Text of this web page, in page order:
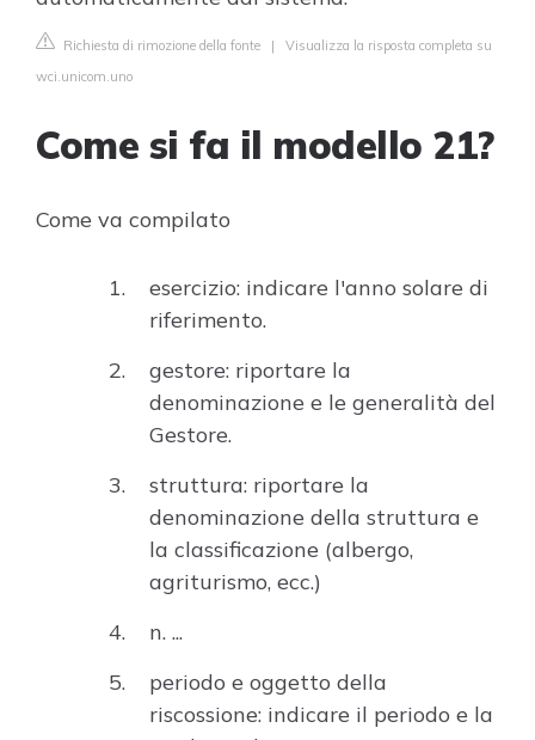
Richiesta di rimozione della fonte | Visualizza la risposta completa su
wci.unicom.uno
Come si fa il modello 21?
Come va compilato
esercizio: indicare l'anno solare di
riferimento.
gestore: riportare la
denominazione e le generalità del
Gestore.
struttura: riportare la
denominazione della struttura e
la classificazione (albergo,
agriturismo, ecc.)
n. ...
periodo e oggetto della
riscossione: indicare il periodo e la